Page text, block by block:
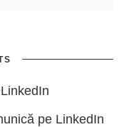
pe LinkedIn